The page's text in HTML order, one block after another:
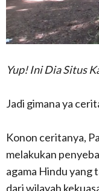
Yup! Ini Dia Situs
Jadi gimana ya
Konon ceritanya,
melakukan
agama Hindu yang
dari wilayah